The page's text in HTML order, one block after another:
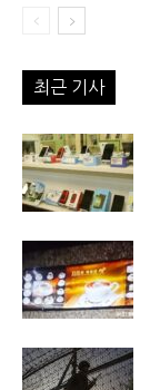
최근 기사